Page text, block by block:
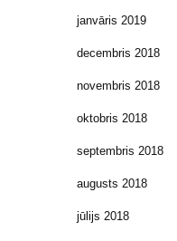
janvāris 2019
decembris 2018
novembris 2018
oktobris 2018
septembris 2018
augusts 2018
jūlijs 2018